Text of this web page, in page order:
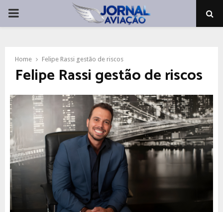
PRIMARY
Home Felipe Rassi gestão de riscos
Felipe Rassi gestão de riscos